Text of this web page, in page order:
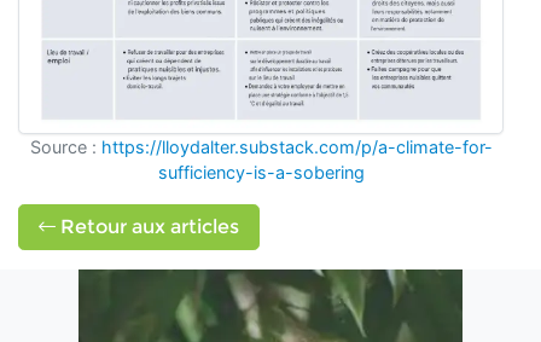
Source : https://lloydalter.substack.com/p/a-climate-for-
sufficiency-is-a-sobering
Retour aux articles